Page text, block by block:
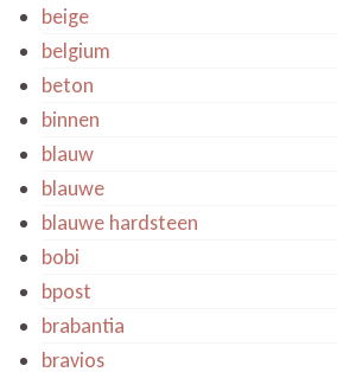
beige
belgium
beton
binnen
blauw
blauwe
blauwe hardsteen
bobi
bpost
brabantia
bravios